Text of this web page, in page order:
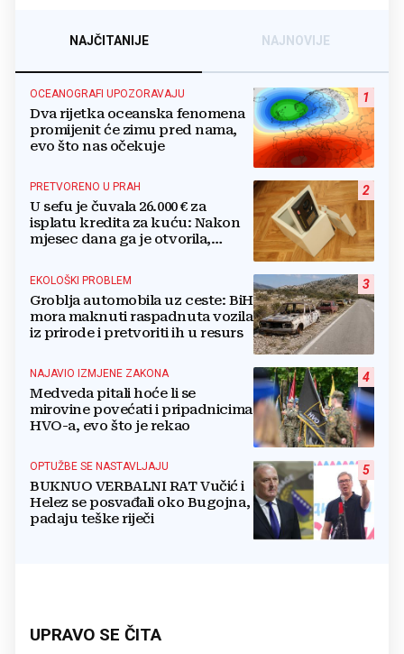
NAJČITANIJE NAJNOVIJE
1
OCEANOGRAFI UPOZORAVAJU
Dva rijetka oceanska fenomena
promijenit će zimu pred nama,
evo što nas očekuje
2
PRETVORENO U PRAH
U sefu je čuvala 26.000 € za
isplatu kredita za kuću: Nakon
mjesec dana ga je otvorila,
3
EKOLOŠKI PROBLEM
Groblja automobila uz ceste: BiH
mora maknuti raspadnuta vozila
iz prirode i pretvoriti ih u resurs
4
NAJAVIO IZMJENE ZAKONA
Medveda pitali hoće li se
mirovine povećati i pripadnicima
HVO-a, evo što je rekao
5
OPTUŽBE SE NASTAVLJAJU
BUKNUO VERBALNI RAT Vučić i
Helez se posvađali oko Bugojna,
padaju teške riječi
UPRAVO SE ČITA